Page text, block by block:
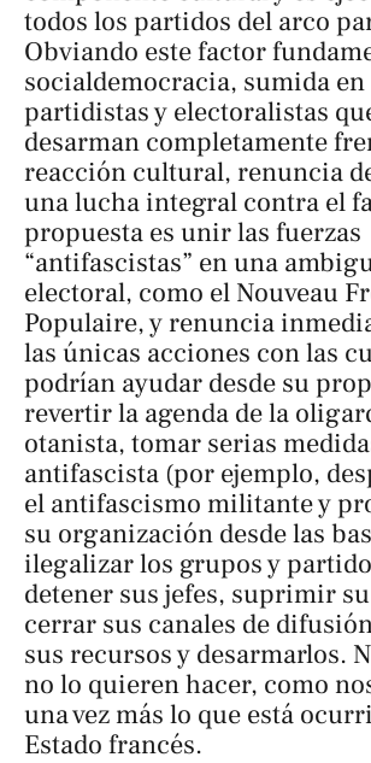
todos los partidos del arco
Obviando este factor
socialdemocracia, sumida
partidistas y electoralistas
desarman completamente
reacción cultural, renuncia
una lucha integral contra el
propuesta es unir las fuerzas
“antifascistas” en una
electoral, como el Nouveau
Populaire, y renuncia
las únicas acciones con las
podrían ayudar desde su
revertir la agenda de la
otanista, tomar serias
antifascista (por ejemplo,
el antifascismo militante y
su organización desde las
ilegalizar los grupos y
detener sus jefes, suprimir
cerrar sus canales de
sus recursos y desarmarlos.
no lo quieren hacer, como
una vez más lo que está
Estado francés.